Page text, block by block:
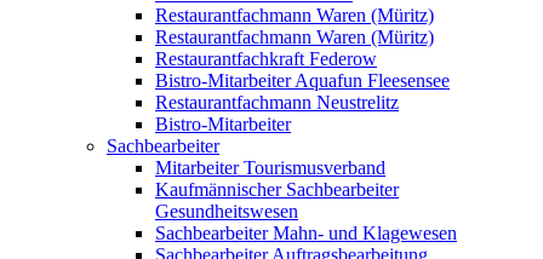
Restaurantfachmann Waren (Müritz)
Restaurantfachmann Waren (Müritz)
Restaurantfachkraft Federow
Bistro-Mitarbeiter Aquafun Fleesensee
Restaurantfachmann Neustrelitz
Bistro-Mitarbeiter
Sachbearbeiter
Mitarbeiter Tourismusverband
Kaufmännischer Sachbearbeiter
Gesundheitswesen
Sachbearbeiter Mahn- und Klagewesen
Sachbearbeiter Auftragsbearbeitung